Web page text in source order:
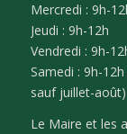
Mercredi : 9h-
Jeudi : 9h-12h
Vendredi : 9h-
Samedi : 9h-
sauf juillet-août)
Le Maire et les